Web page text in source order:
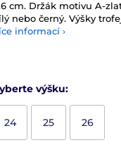
cm. Držák motivu A-
nebo černý. Výšky
informací ›
výšku:
24 25 26